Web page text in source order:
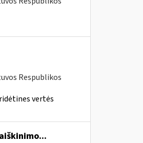
Respublikos
vertės